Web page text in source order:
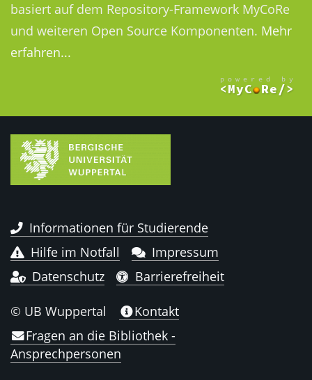
basiert auf dem Repository-Framework MyCoRe
und weiteren Open Source Komponenten. Mehr
erfahren...
Informationen für Studierende
Hilfe im Notfall
Impressum
Datenschutz
Barrierefreiheit
© UB Wuppertal
Kontakt
Fragen an die Bibliothek -
Ansprechpersonen